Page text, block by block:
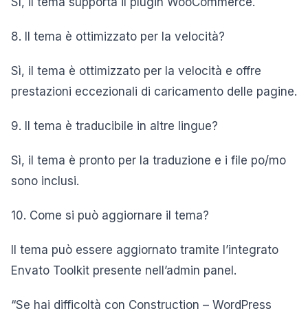
8. Il tema è ottimizzato per la velocità?
Sì, il tema è ottimizzato per la velocità e offre
prestazioni eccezionali di caricamento delle pagine.
9. Il tema è traducibile in altre lingue?
Sì, il tema è pronto per la traduzione e i file po/mo
sono inclusi.
10. Come si può aggiornare il tema?
Il tema può essere aggiornato tramite l’integrato
Envato Toolkit presente nell’admin panel.
“Se hai difficoltà con Construction – WordPress